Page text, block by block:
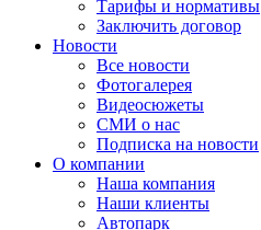
Тарифы и нормативы
Заключить договор
Новости
Все новости
Фотогалерея
Видеосюжеты
СМИ о нас
Подписка на новости
О компании
Наша компания
Наши клиенты
Автопарк